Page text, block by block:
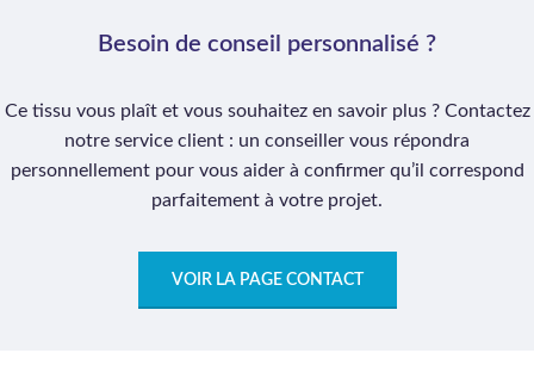
Besoin de conseil personnalisé ?
Ce tissu vous plaît et vous souhaitez en savoir plus ? Contactez
notre service client : un conseiller vous répondra
personnellement pour vous aider à confirmer qu’il correspond
parfaitement à votre projet.
VOIR LA PAGE CONTACT